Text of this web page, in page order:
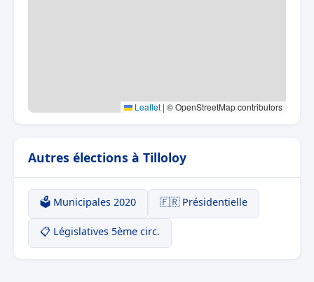
Leaflet | © OpenStreetMap contributors
Autres élections à Tilloloy
🗳️ Municipales 2020 🇫🇷 Présidentielle
📋 Législatives 5ème circ.